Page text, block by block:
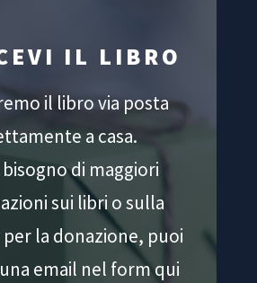
IL LIBRO
il libro via posta
a casa.
bisogno di maggiori
sui libri o sulla
la donazione, puoi
email nel form qui